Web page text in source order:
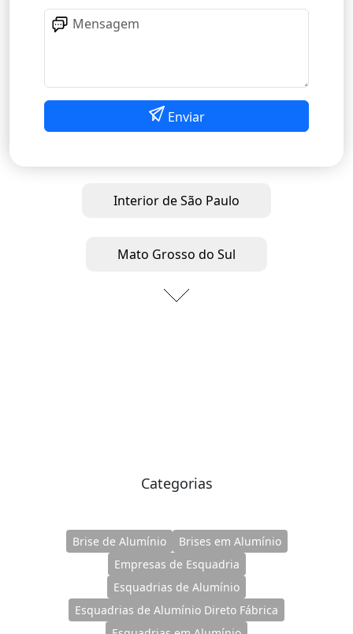
Enviar
Interior de São Paulo
Mato Grosso do Sul
Categorias
Brise de Alumínio
Brises em Alumínio
Empresas de Esquadria
Esquadrias de Alumínio
Esquadrias de Alumínio Direto Fábrica